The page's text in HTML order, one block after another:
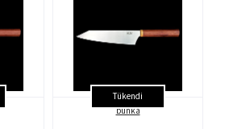
Tükendi
bunka